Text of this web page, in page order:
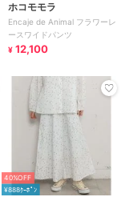
ホコモモラ
Encaje de Animal フラワーレ
ースワイドパンツ
¥ 12,100
40%OFF
¥888ｸｰﾎﾟﾝ